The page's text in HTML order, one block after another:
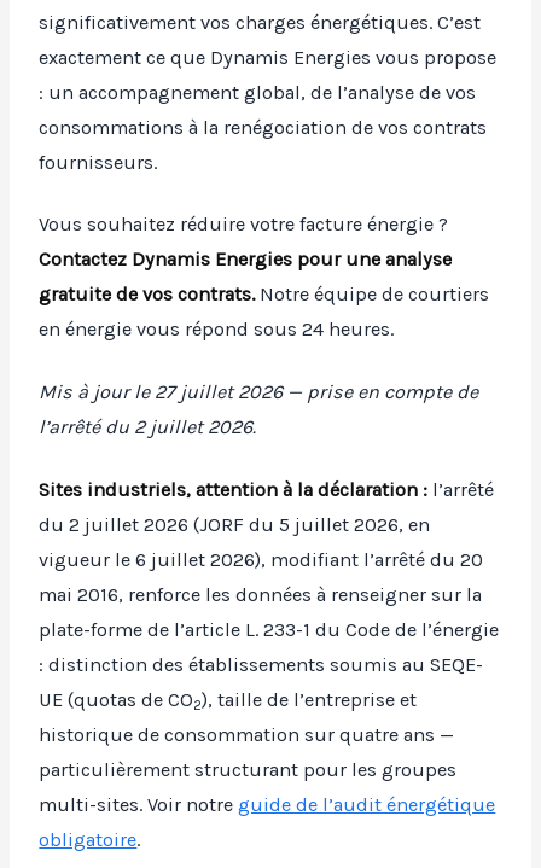
significativement vos charges énergétiques. C’est
exactement ce que Dynamis Energies vous propose
: un accompagnement global, de l’analyse de vos
consommations à la renégociation de vos contrats
fournisseurs.
Vous souhaitez réduire votre facture énergie ?
Contactez Dynamis Energies pour une analyse
gratuite de vos contrats.Notre équipe de courtiers
en énergie vous répond sous 24 heures.
Mis à jour le 27 juillet 2026 — prise en compte de
l’arrêté du 2 juillet 2026.
Sites industriels, attention à la déclaration : l’arrêté
du 2 juillet 2026 (JORF du 5 juillet 2026, en
vigueur le 6 juillet 2026), modifiant l’arrêté du 20
mai 2016, renforce les données à renseigner sur la
plate-forme de l’article L. 233-1 du Code de l’énergie
: distinction des établissements soumis au SEQE-
UE (quotas de CO2), taille de l’entreprise et
historique de consommation sur quatre ans —
particulièrement structurant pour les groupes
multi-sites. Voir notreguide de l’audit énergétique
obligatoire.